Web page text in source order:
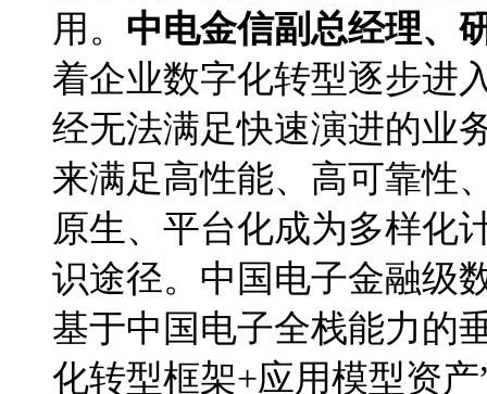
用。 中电金信副总经理、
着企业数字化转型逐步进
经无法满足快速演进的业
来满足高性能、高可靠性
原生、平台化成为多样化
识途径。中国电子金融级
基于中国电子全栈能力的
化转型框架+应用模型资